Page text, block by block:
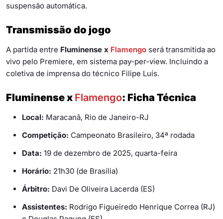
suspensão automática.
Transmissão do jogo
A partida entre Fluminense x Flamengo será transmitida ao
vivo pelo Premiere, em sistema pay-per-view. Incluindo a
coletiva de imprensa do técnico Filipe Luís.
Fluminense x Flamengo: Ficha Técnica
Local: Maracanã, Rio de Janeiro-RJ
Competição: Campeonato Brasileiro, 34ª rodada
Data: 19 de dezembro de 2025, quarta-feira
Horário: 21h30 (de Brasília)
Árbitro: Davi De Oliveira Lacerda (ES)
Assistentes: Rodrigo Figueiredo Henrique Correa (RJ)